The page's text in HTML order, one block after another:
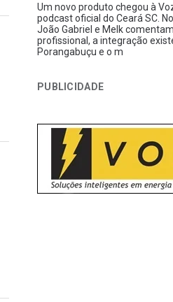
Um novo produto chegou à
podcast oficial do Ceará SC.
João Gabriel e Melk
profissional, a integração
Porangabuçu e o m
PUBLICIDADE